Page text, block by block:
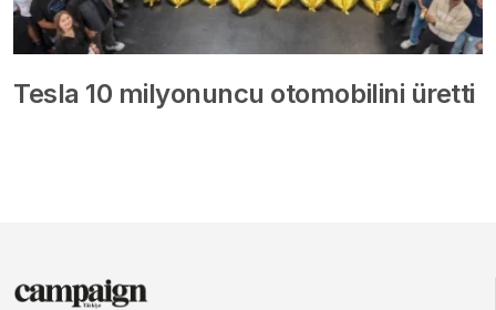
Tesla 10 milyonuncu otomobilini üretti